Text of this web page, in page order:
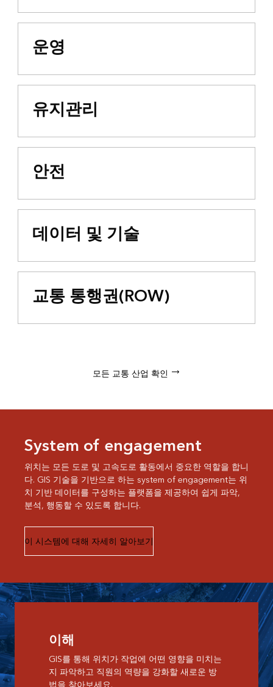
운영
유지관리
안전
데이터 및 기술
교통 통행권(ROW)
모든 교통 산업 확인
System of engagement
위치는 모든 도로 및 고속도로 활동에서 중요한 역할을 합니
다. GIS 기술을 기반으로 하는 system of engagement는 위
치 기반 데이터를 구성하는 플랫폼을 제공하여 쉽게 파악,
분석, 행동할 수 있도록 합니다.
이 시스템에 대해 자세히 알아보기
이해
GIS를 통해 위치가 작업에 어떤 영향을 미치는
지 파악하고 직원의 역량을 강화할 새로운 방